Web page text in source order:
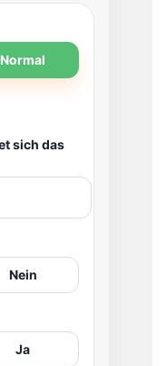
Normal
sich das
Nein
Ja